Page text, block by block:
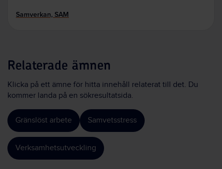
Samverkan, SAM
Relaterade ämnen
Klicka på ett ämne för hitta innehåll relaterat till det. Du
kommer landa på en sökresultatsida.
Gränslöst arbete Samvetsstress
Verksamhetsutveckling